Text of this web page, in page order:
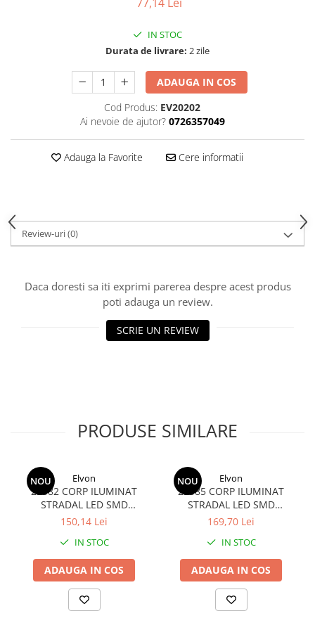
IN STOC
Durata de livrare: 2 zile
ADAUGA IN COS
Cod Produs: EV20202
Ai nevoie de ajutor? 0726357049
Adauga la Favorite Cere informatii
Review-uri(0)
Daca doresti sa iti exprimi parerea despre acest produs
poti adauga un review.
SCRIE UN REVIEW
PRODUSE SIMILARE
NOU Elvon
23582 CORP ILUMINAT
STRADAL LED SMD
EQUINOX II 6500K IP65 30W
150,14 Lei
IN STOC
ADAUGA IN COS
NOU Elvon
23585 CORP ILUMINAT
STRADAL LED SMD
EQUINOX II 6500K IP65 50W
169,70 Lei
IN STOC
ADAUGA IN COS